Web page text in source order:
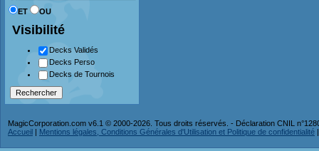
ET OU
Visibilité
Decks Validés
Decks Perso
Decks de Tournois
MagicCorporation.com v6.1 © 2000-2026. Tous droits réservés. - Déclaration CNIL
Accueil | Mentions légales, Conditions Générales d'Utilisation et Politique de confidentialité